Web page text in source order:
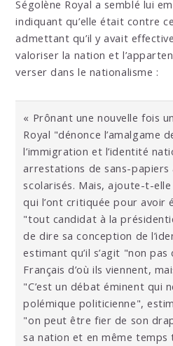
Ségolène Royal a semblé lui
indiquant qu’elle était contre
admettant qu’il y avait
valoriser la nation et
verser dans le nationalisme :
« Prônant une nouvelle fois
Royal "dénonce l’amalgame
l’immigration et l’identité
arrestations de sans-papiers
scolarisés. Mais, ajoute-t-elle
qui l’ont critiquée pour avoir
"tout candidat à la
de dire sa conception de
estimant qu’il s’agit "non
Français d’où ils viennent,
"C’est un débat éminent qui
polémique politicienne",
"on peut être fier de son
sa nation et en même temps